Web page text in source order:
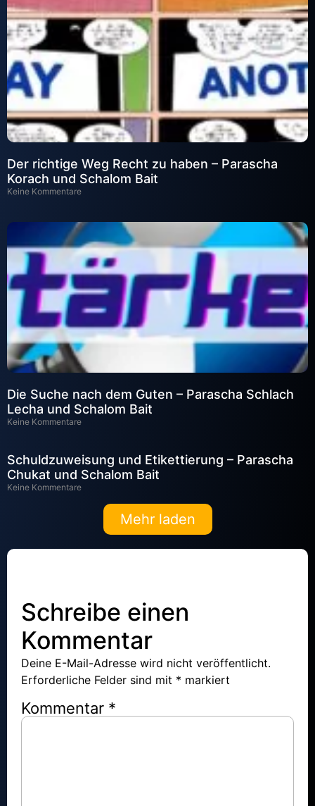
Der richtige Weg Recht zu haben – Parascha
Korach und Schalom Bait
Keine Kommentare
Die Suche nach dem Guten – Parascha Schlach
Lecha und Schalom Bait
Keine Kommentare
Schuldzuweisung und Etikettierung – Parascha
Chukat und Schalom Bait
Keine Kommentare
Mehr laden
Schreibe einen
Kommentar
Deine E-Mail-Adresse wird nicht veröffentlicht.
Erforderliche Felder sind mit * markiert
Kommentar *